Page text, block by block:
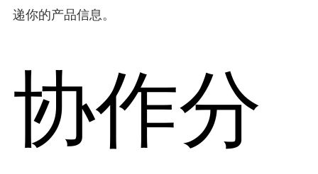
递你的产品信息。
协作分